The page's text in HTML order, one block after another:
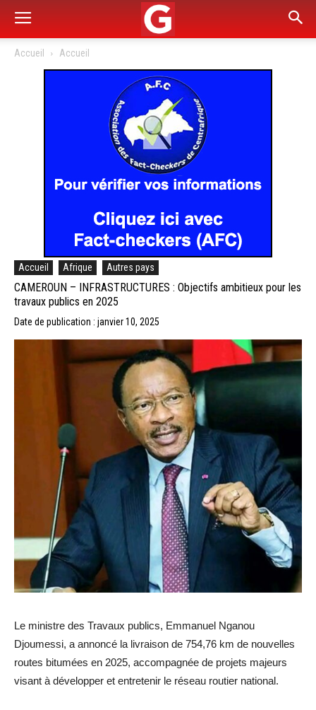
Accueil Accueil
Accueil Afrique Autres pays
CAMEROUN – INFRASTRUCTURES : Objectifs ambitieux pour les
travaux publics en 2025
Date de publication : janvier 10, 2025
Le ministre des Travaux publics, Emmanuel Nganou
Djoumessi, a annoncé la livraison de 754,76 km de nouvelles
routes bitumées en 2025, accompagnée de projets majeurs
visant à développer et entretenir le réseau routier national.